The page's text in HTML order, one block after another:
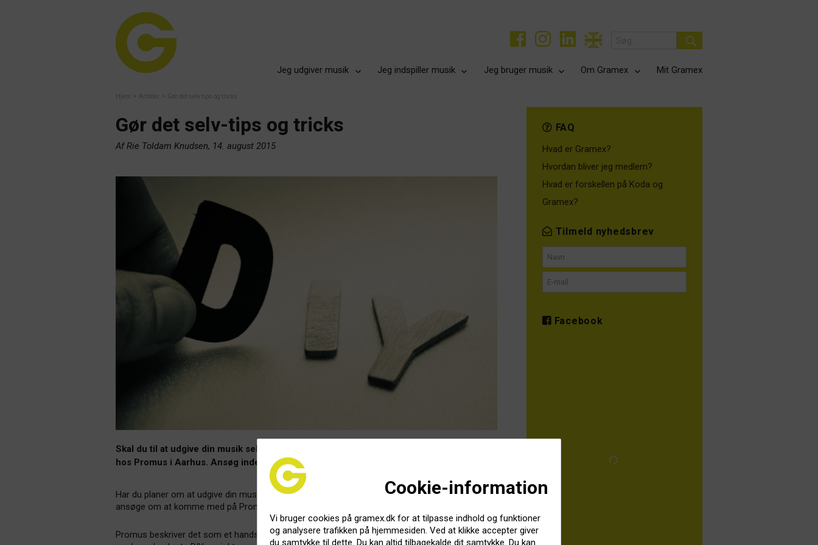
Jeg udgiver musik
Jeg indspiller musik Jeg bruger musik Om Gramex Mit Gramex
Cookie-information
Vi bruger cookies på gramex.dk for at tilpasse indhold og funktioner
og analysere trafikken på hjemmesiden. Ved at klikke accepter giver
du samtykke til dette. Du kan altid tilbagekalde dit samtykke. Du kan
Hjem > Artikler > Gør det selv tips og tricks
Gør det selv-tips og tricks
Af Rie Toldam Knudsen, 14. august 2015
Skal du til at udgive din musik selv? Få hjælp til hele processen på efterårets DIY-kurser
hos Promus i Aarhus. Ansøg inden den 21. august kl. 12.
Har du planer om at udgive din musik selv? Og kunne du bruge en hånd? Så kan du i øjeblikket
ansøge om at komme med på Promus’ basic DIY-forløb 2.0 til efteråret.
Promus beskriver det som et hands-on-redskabsforløb for artister, bands, managaments mv.
FAQ
Hvad er Gramex?
Hvordan bliver jeg medlem?
Hvad er forskellen på Koda og
Gramex?
Tilmeld nyhedsbrev
Facebook